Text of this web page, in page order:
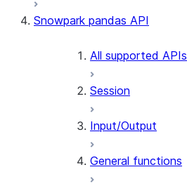
Snowpark pandas API
All supported APIs
Session
Input/Output
General functions